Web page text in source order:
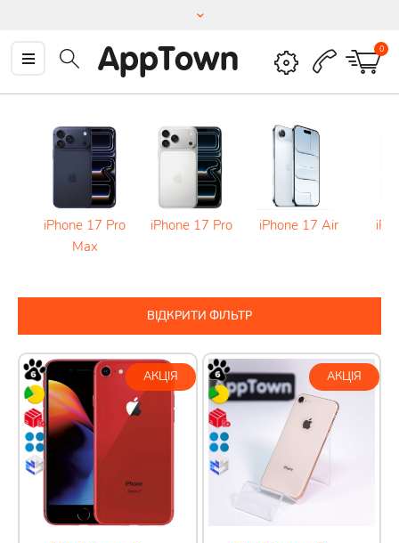
AppTown 0
iPhone 17 Pro
Max
iPhone 17 Pro iPhone 17 Air
ВІДКРИТИ ФІЛЬТР
АКЦІЯ АКЦІЯ